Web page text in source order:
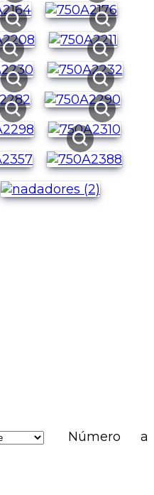
Número a